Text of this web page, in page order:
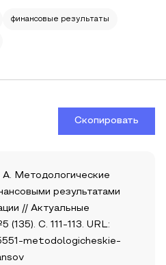
финансовые результаты
Скопировать
Методологические
результатами
// Актуальные
С. 111-113. URL:
metodologicheskie-